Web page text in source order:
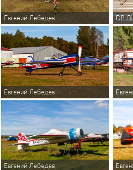
Евгений Лебедев DP-
Евгений Лебедев
Евгений Лебедев